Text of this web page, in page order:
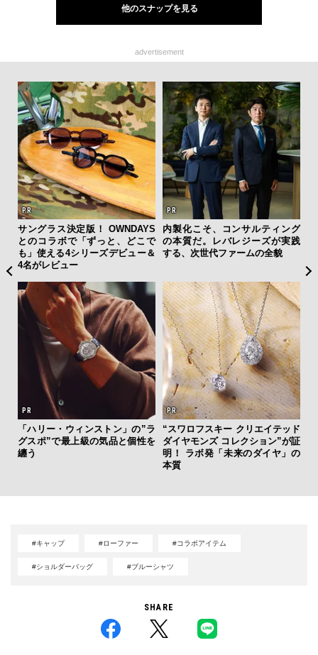
他のスナップを見る
advertisement
サングラス決定版！ OWNDAYS
とのコラボで「ずっと、どこで
も」使える4シリーズデビュー＆
4名がレビュー
内製化こそ、コンサルティング
の本質だ。レバレジーズが実践
する、次世代ファームの全貌
「ハリー・ウィンストン」の”ラ
グスポ”で最上級の気品と個性を
纏う
“スワロフスキー クリエイテッド
ダイヤモンズ コレクション”が証
明！ ラボ発「未来のダイヤ」の
本質
な
#キャップ #ローファー #コラボアイテム
#ショルダーバッグ #ブルーシャツ
SHARE